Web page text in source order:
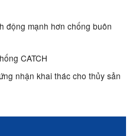
động mạnh hơn chống buôn
CATCH
nhận khai thác cho thủy sản